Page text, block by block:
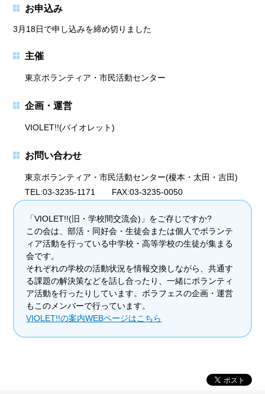
お申込み
3月18日で申し込みを締め切りました
主催
東京ボランティア・市民活動センター
企画・運営
VIOLET!!(バイオレット)
お問い合わせ
東京ボランティア・市民活動センター(榎本・太田・吉田)
TEL:03-3235-1171 FAX:03-3235-0050
「VIOLET!!(旧・学校間交流会)」をご存じですか?
この会は、部活・同好会・生徒会または個人でボランテ
ィア活動を行っている中学校・高等学校の生徒が集まる
会です。
それぞれの学校の活動状況を情報交換しながら、共通す
る課題の解決策などを話し合ったり、一緒にボランティ
ア活動を行ったりしています。ボラフェスの企画・運営
もこのメンバーで行っています。
VIOLET!!の案内WEBページはこちら